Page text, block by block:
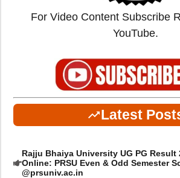
For Video Content Subscribe
YouTube.
Latest
Rajju Bhaiya University UG PG Result
Online: PRSU Even & Odd Semester
@prsuniv.ac.in